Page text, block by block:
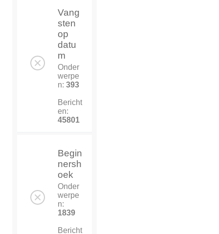
Vang
sten
op
datu
m
Onder
werpe
n: 393
Bericht
en:
45801
Begin
nersh
oek
Onder
werpe
n:
1839
Bericht